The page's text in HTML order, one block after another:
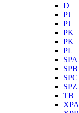
D
PJ
PJ
PK
PK
PL
SPA
SPB
SPC
SPZ
TB
XPA